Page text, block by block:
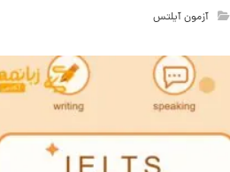
آزمون آیلتس